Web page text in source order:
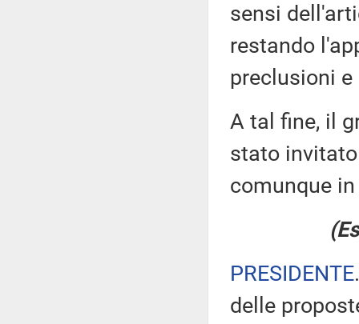
sensi
restando
preclusioni
A tal fine, il
stato
comunque
PRESIDENTE
delle